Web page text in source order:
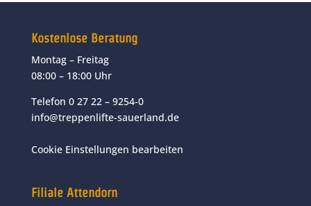
Kostenlose Beratung
Montag – Freitag
08:00 – 18:00 Uhr
Telefon 0 27 22 – 9254-0
info@treppenlifte-sauerland.de
Cookie Einstellungen bearbeiten
Filiale Attendorn